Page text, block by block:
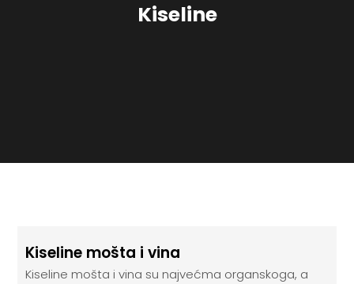
Kiseline
Kiseline mošta i vina
Kiseline mošta i vina su najvećma organskoga, a